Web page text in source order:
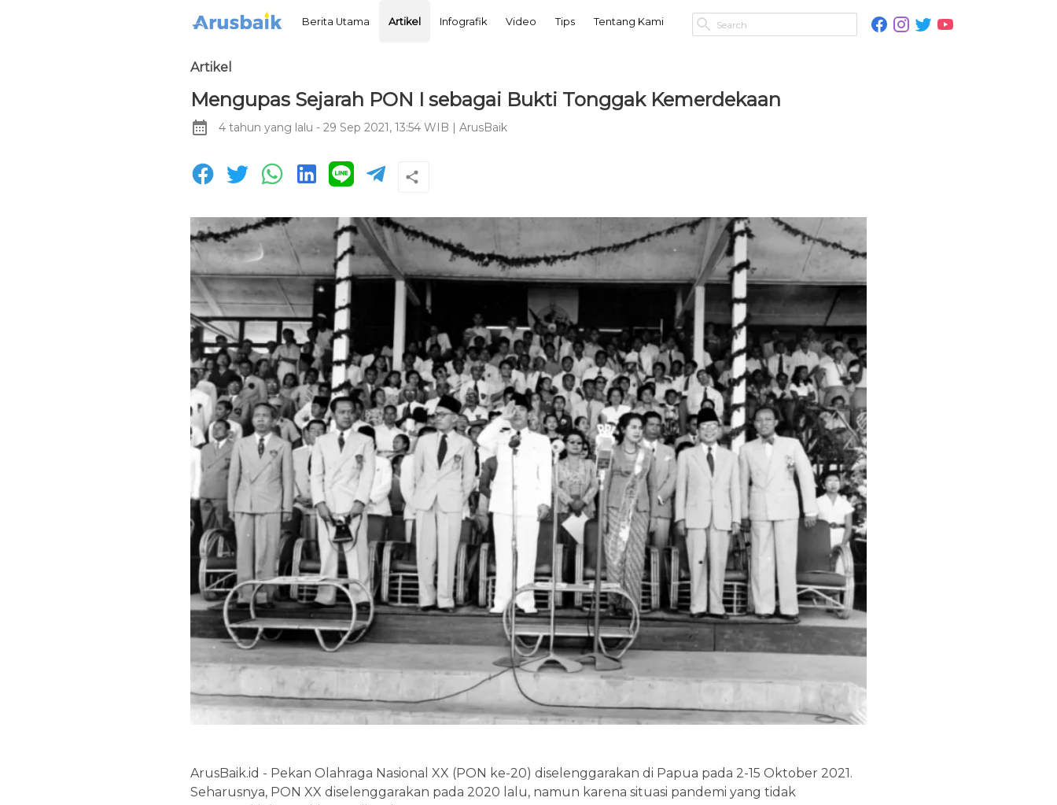
Berita Utama Artikel Infografik Video Tips Tentang Kami
Artikel
Mengupas Sejarah PON I sebagai Bukti Tonggak Kemerdekaan
4 tahun yang lalu - 29 Sep 2021, 13:54 WIB ArusBaik
ArusBaik.id - Pekan Olahraga Nasional XX (PON ke-20) diselenggarakan di Papua pada 2-15 Oktober 2021.
Seharusnya, PON XX diselenggarakan pada 2020 lalu, namun karena situasi pandemi yang tidak